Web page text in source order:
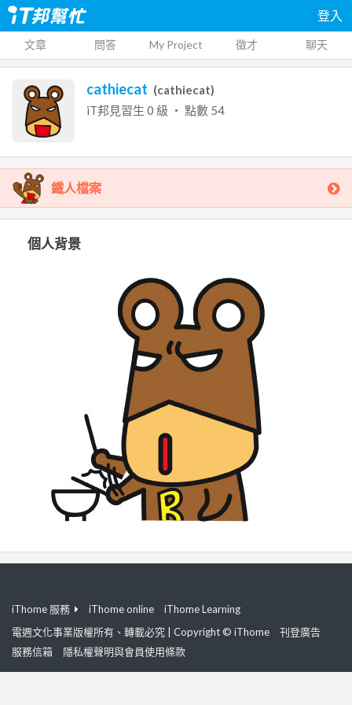
登入
文章 問答 My Project 徵才 聊天
cathiecat (cathiecat)
iT邦見習生 0 級 ‧ 點數 54
鐵人檔案
個人背景
iThome 服務 iThome online
iThome Learning
電週文化事業版權所有、轉載必究 | Copyright © iThome
刊登廣告
服務信箱
隱私權聲明與會員使用條款